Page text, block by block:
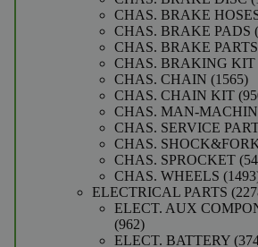
CHAS. BRAKE
CHAS. BRAKE PADS
CHAS. BRAKE PARTS
CHAS. BRAKING KIT
CHAS. CHAIN 1565
CHAS. CHAIN KIT
CHAS. MAN-
CHAS. SERVICE
CHAS.
CHAS. SPROCKET
CHAS. WHEELS 1493
ELECTRICAL PARTS
ELECT. AUX
962962
producten
ELECT. BATTERY